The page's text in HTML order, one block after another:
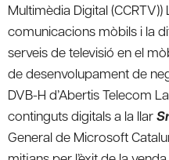
Multimèdia Digital
comunicacions mòbils i la
serveis de televisió en el
de desenvolupament de
DVB-H d’Abertis Telecom
continguts digitals a la llar
General de Microsoft